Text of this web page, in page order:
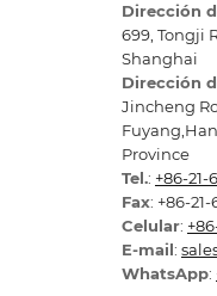
Dirección
699, Tongji
Shanghai
Dirección
Jincheng
Province
Tel.: +86-21-
Fax: +86-
Celular:
E-mail:
WhatsApp: